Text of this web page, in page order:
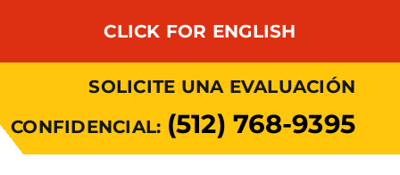
content
CLICK FOR ENGLISH
SOLICITE UNA EVALUACIÓN
CONFIDENCIAL: (512) 768-9395